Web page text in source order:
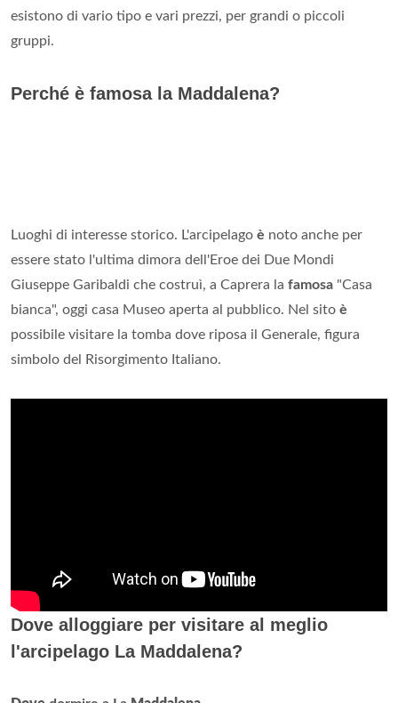
esistono di vario tipo e vari prezzi, per grandi o piccoli
gruppi.
Perché è famosa la Maddalena?
Luoghi di interesse storico. L'arcipelago è noto anche per
essere stato l'ultima dimora dell'Eroe dei Due Mondi
Giuseppe Garibaldi che costruì, a Caprera la famosa "Casa
bianca", oggi casa Museo aperta al pubblico. Nel sito è
possibile visitare la tomba dove riposa il Generale, figura
simbolo del Risorgimento Italiano.
Dove alloggiare per visitare al meglio
l'arcipelago La Maddalena?